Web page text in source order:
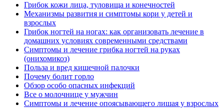
Грибок кожи лица, туловища и конечностей
Механизмы развития и симптомы кори у детей и
взрослых
Грибок ногтей на ногах: как организовать лечение в
домашних условиях современными средствами
Симптомы и лечение грибка ногтей на руках
(онихомикоз)
Польза и вред кишечной палочки
Почему болит горло
Обзор особо опасных инфекций
Все о молочнице у мужчин
Симптомы и лечение опоясывающего лишая у взрослых